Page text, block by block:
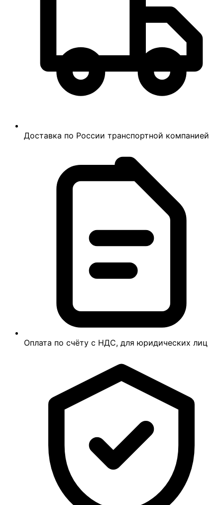
Доставка по России транспортной компанией
Оплата по счёту с НДС, для юридических лиц